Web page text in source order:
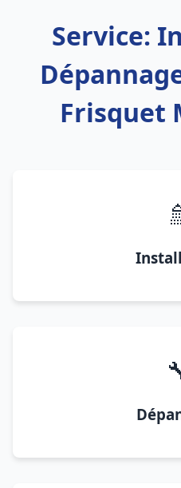
Service:
Frisquet